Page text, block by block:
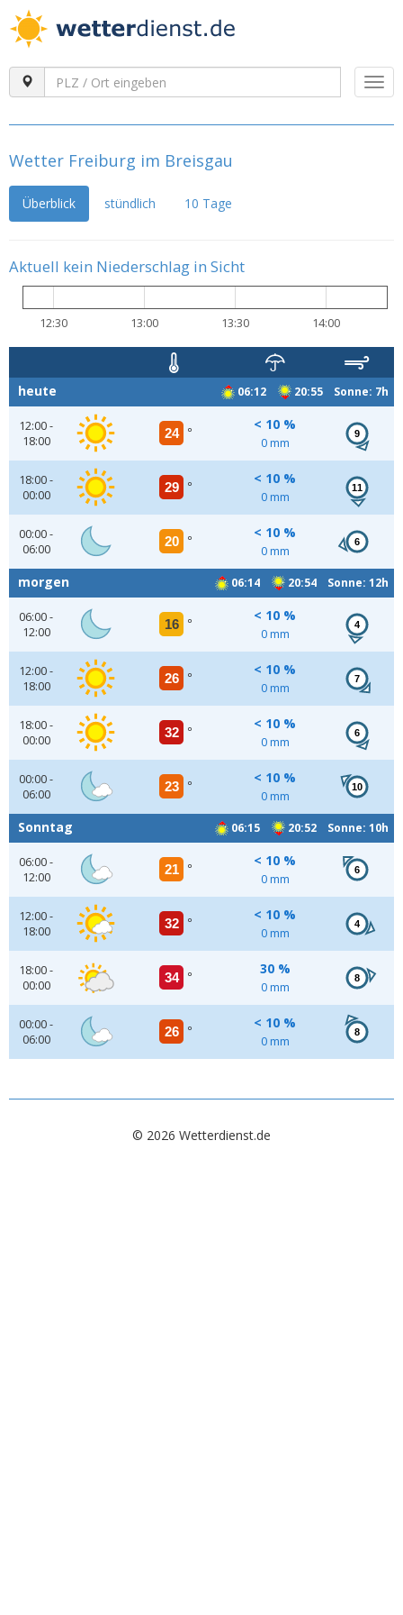
Wetter Freiburg im Breisgau
Überblick stündlich 10 Tage
Aktuell kein Niederschlag in Sicht
12:30 13:00 13:30 14:00
06:12 20:55 Sonne: 7h
heute
12:00 -
18:00
24 °
< 10 %
0 mm
9
18:00 -
00:00
29 °
< 10 %
0 mm
11
00:00 -
06:00
20 °
< 10 %
0 mm
6
06:14 20:54 Sonne: 12h
morgen
06:00 -
12:00
16 °
< 10 %
0 mm
4
12:00 -
18:00
26 °
< 10 %
0 mm
7
18:00 -
00:00
32 °
< 10 %
0 mm
6
00:00 -
06:00
23 °
< 10 %
0 mm
10
06:15 20:52 Sonne: 10h
Sonntag
06:00 -
12:00
21 °
< 10 %
0 mm
6
12:00 -
18:00
32 °
< 10 %
0 mm
4
18:00 -
00:00
34 °
30 %
0 mm
8
00:00 -
06:00
26 °
< 10 %
0 mm
8
© 2026 Wetterdienst.de